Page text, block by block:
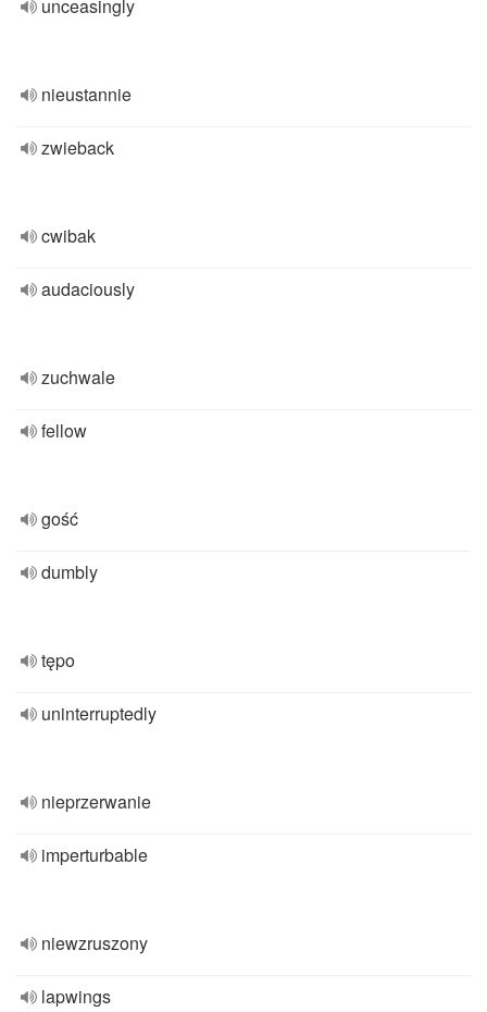
unceasingly
nieustannie
zwieback
cwibak
audaciously
zuchwale
fellow
gość
dumbly
tępo
uninterruptedly
nieprzerwanie
imperturbable
niewzruszony
lapwings